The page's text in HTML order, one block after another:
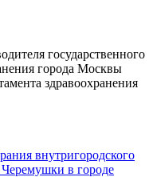
государственного
города Москвы
здравоохранения
внутригородского
в городе